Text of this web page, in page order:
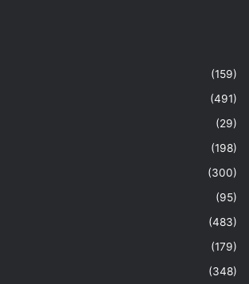
(159)
(491)
(29)
(198)
(300)
(95)
(483)
(179)
(348)